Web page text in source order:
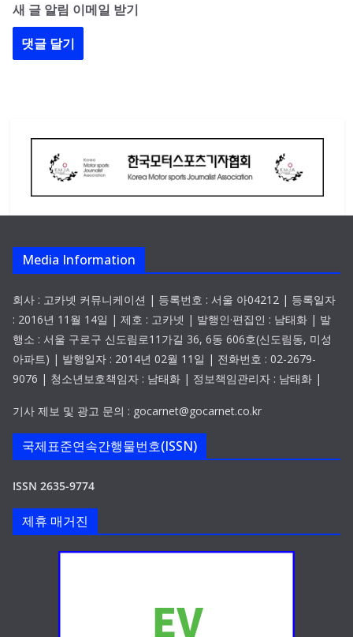
새 글 알림 이메일 받기
Media Information
회사 : 고카넷 커뮤니케이션 | 등록번호 : 서울 아04212 | 등록일자
: 2016년 11월 14일 | 제호 : 고카넷 | 발행인·편집인 : 남태화 | 발
행소 : 서울 구로구 신도림로11가길 36, 6동 606호(신도림동, 미성
아파트) | 발행일자 : 2014년 02월 11일 | 전화번호 : 02-2679-
9076 | 청소년보호책임자 : 남태화 | 정보책임관리자 : 남태화 |
기사 제보 및 광고 문의 : gocarnet@gocarnet.co.kr
국제표준연속간행물번호(ISSN)
ISSN 2635-9774
제휴 매거진